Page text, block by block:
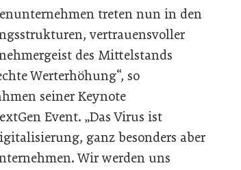
treten nun in den
vertrauensvoller
des Mittelstands
Werterhöhung“, so
seiner Keynote
Event. „Das Virus ist
ganz besonders aber
Wir werden uns